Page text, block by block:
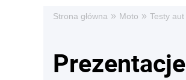
Strona główna » Moto » Testy aut
Prezentacje